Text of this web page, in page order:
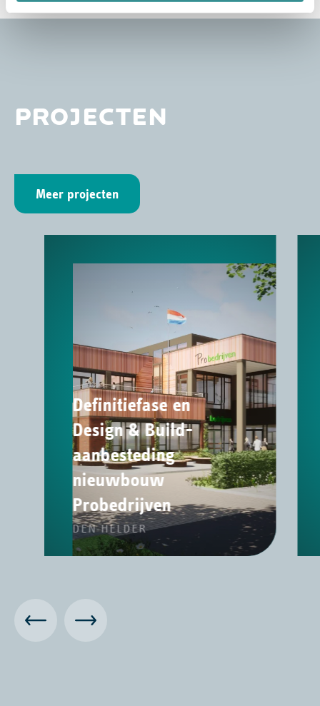
PROJECTEN
Meer projecten
Definitiefase en
Design & Build-
aanbesteding
nieuwbouw
Probedrijven
DEN HELDER